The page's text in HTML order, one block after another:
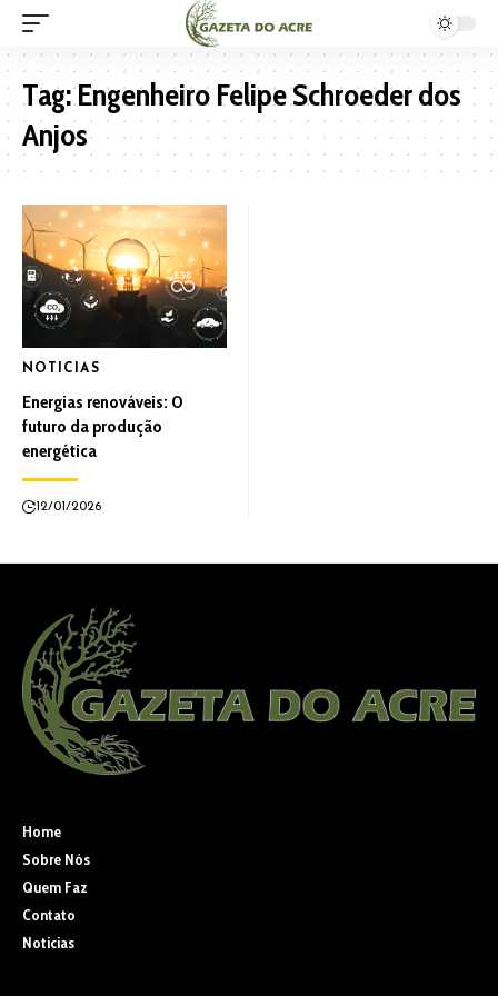
Tag:Engenheiro Felipe Schroeder dos
Anjos
NOTICIAS
Energias renováveis: O
futuro da produção
energética
12/01/2026
Home
Sobre Nós
Quem Faz
Contato
Noticias